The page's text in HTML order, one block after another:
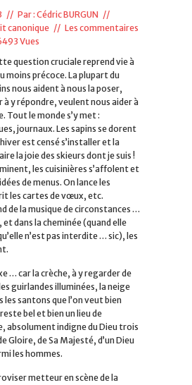
// Par : Cédric BURGUN //
canonique // Les commentaires
Vues
question cruciale reprend vie à
moins précoce. La plupart du
nous aident à nous la poser,
à y répondre, veulent nous aider à
Tout le monde s’y met :
journaux. Les sapins se dorent
est censé s’installer et la
la joie des skieurs dont je suis !
les cuisinières s’affolent et
de menus. On lance les
les cartes de vœux, etc.
de la musique de circonstances …
dans la cheminée (quand elle
n’est pas interdite … sic), les
… car la crèche, à y regarder de
guirlandes illuminées, la neige
santons que l’on veut bien
bel et bien un lieu de
absolument indigne du Dieu trois
Gloire, de Sa Majesté, d’un Dieu
les hommes.
metteur en scène de la